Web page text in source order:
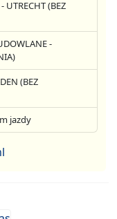
UTRECHT (BEZ
-
(BEZ
jazdy